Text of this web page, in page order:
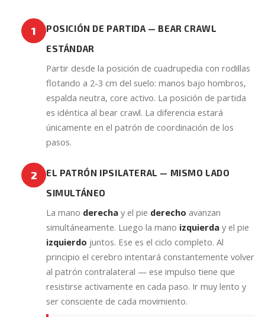
1
POSICIÓN DE PARTIDA — BEAR CRAWL
ESTÁNDAR
Partir desde la posición de cuadrupedia con rodillas
flotando a 2-3 cm del suelo: manos bajo hombros,
espalda neutra, core activo. La posición de partida
es idéntica al bear crawl. La diferencia estará
únicamente en el patrón de coordinación de los
pasos.
2
EL PATRÓN IPSILATERAL — MISMO LADO
SIMULTÁNEO
La mano derecha y el pie derecho avanzan
simultáneamente. Luego la mano izquierda y el pie
izquierdo juntos. Ese es el ciclo completo. Al
principio el cerebro intentará constantemente volver
al patrón contralateral — ese impulso tiene que
resistirse activamente en cada paso. Ir muy lento y
ser consciente de cada movimiento.